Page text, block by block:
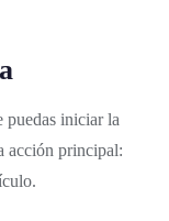
puedas iniciar la
acción principal: